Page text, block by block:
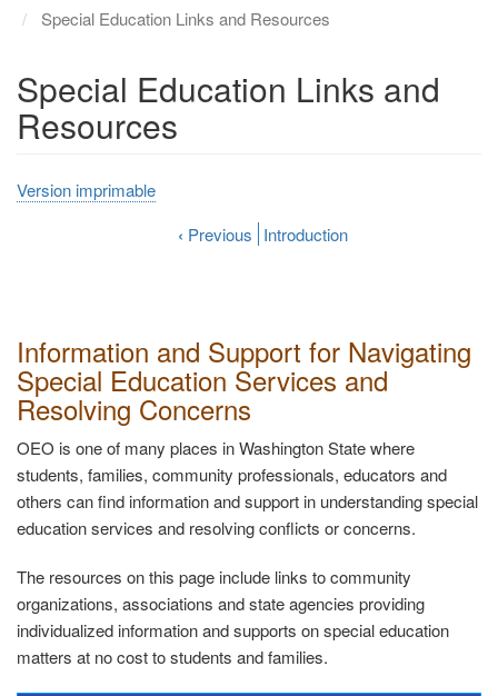
Special Education Links and Resources
Special Education Links and
Resources
Information and Support for Navigating
Special Education Services and
Resolving Concerns
OEO is one of many places in Washington State where
students, families, community professionals, educators and
others can find information and support in understanding special
education services and resolving conflicts or concerns.
The resources on this page include links to community
organizations, associations and state agencies providing
individualized information and supports on special education
matters at no cost to students and families.
Version imprimable
‹ Previous Introduction